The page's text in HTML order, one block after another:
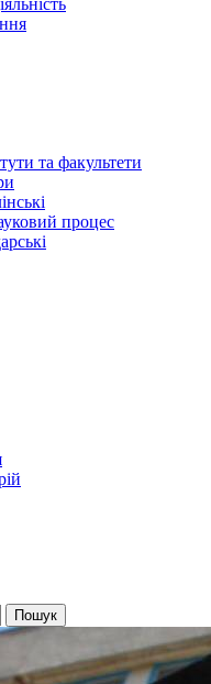
та факультети
процес
Пошук